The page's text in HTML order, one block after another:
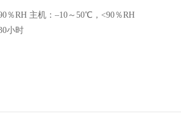
％RH 主机：–10～50℃，<90％RH
小时